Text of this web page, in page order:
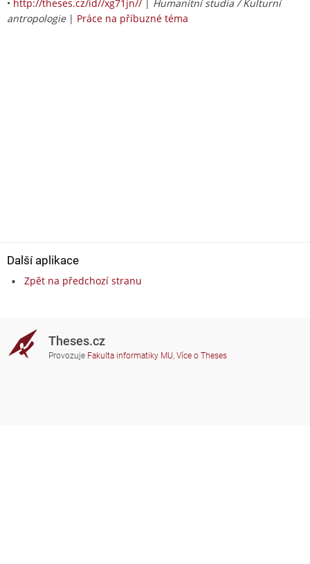
• http://theses.cz/id//xg71jn// | Humanitní studia / Kulturní
antropologie| Práce na příbuzné téma
Další aplikace
Zpět na předchozí stranu
Theses.cz
Provozuje Fakulta informatiky MU, Více o Theses